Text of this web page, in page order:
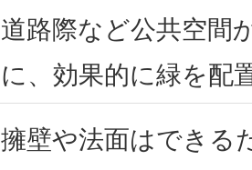
道路際など公共空間
に、効果的に緑を配
擁壁や法面はできる